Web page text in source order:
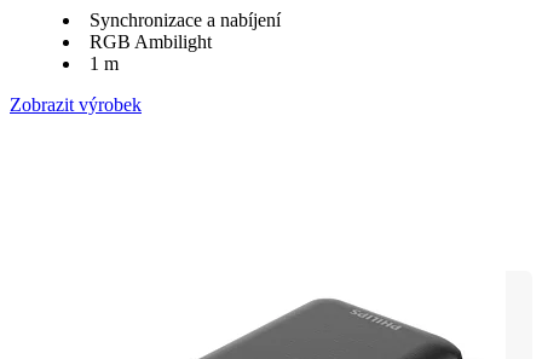
Synchronizace a nabíjení
RGB Ambilight
1 m
Zobrazit výrobek